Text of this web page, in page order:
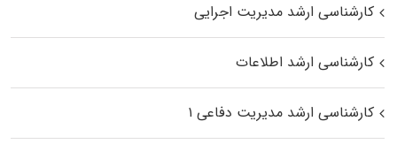
کارشناسی ارشد مدیریت اجرایی
کارشناسی ارشد اطلاعات
کارشناسی ارشد مدیریت دفاعی ۱